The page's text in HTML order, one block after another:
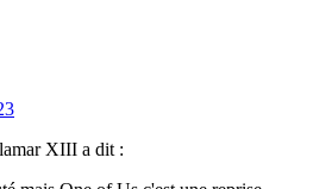
XIII a dit :